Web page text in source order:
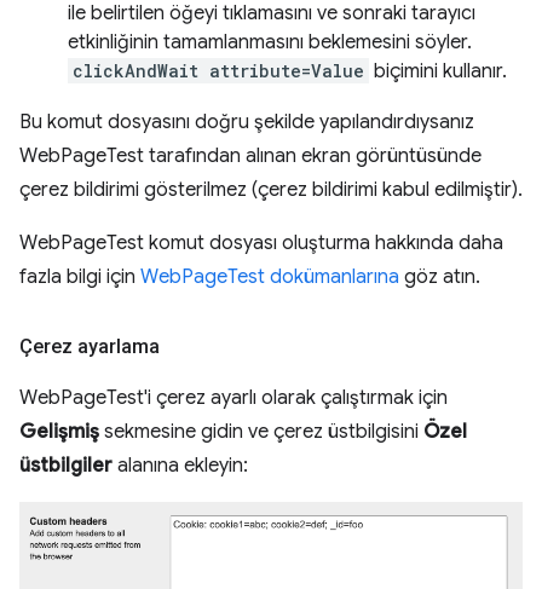
ile belirtilen öğeyi tıklamasını ve sonraki tarayıcı
etkinliğinin tamamlanmasını beklemesini söyler.
clickAndWait attribute=Value biçimini kullanır.
Bu komut dosyasını doğru şekilde yapılandırdıysanız
WebPageTest tarafından alınan ekran görüntüsünde
çerez bildirimi gösterilmez (çerez bildirimi kabul edilmiştir).
WebPageTest komut dosyası oluşturma hakkında daha
fazla bilgi için WebPageTest dokümanlarına göz atın.
Çerez ayarlama
WebPageTest'i çerez ayarlı olarak çalıştırmak için
Gelişmiş sekmesine gidin ve çerez üstbilgisini Özel
üstbilgiler alanına ekleyin: